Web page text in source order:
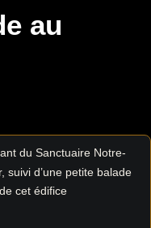
au
du Sanctuaire Notre-
suivi d’une petite balade
cet édifice